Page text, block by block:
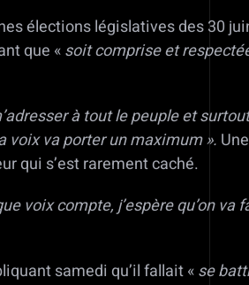
élections législatives des 30
que «soit comprise et
à tout le peuple et
voix va porter un maximum ».
qui s’est rarement caché.
voix compte, j’espère qu’on va
samedi qu’il fallait «se